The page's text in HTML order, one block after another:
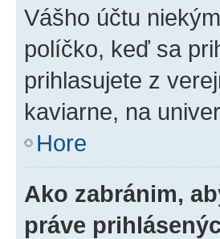
Vášho účtu
políčko, keď sa
prihlasujete z
kaviarne, na
Hore
Ako zabránim,
práve